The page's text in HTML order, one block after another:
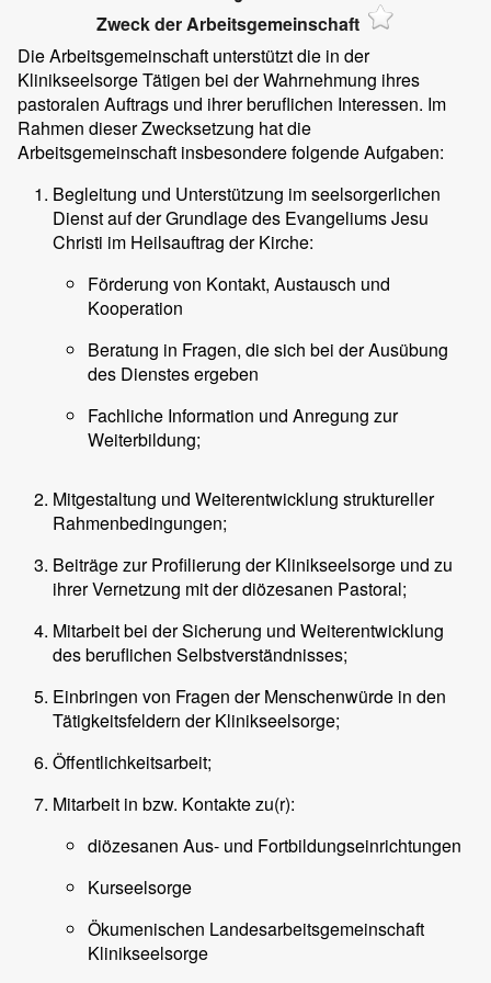
Zweck der Arbeitsgemeinschaft
Die Arbeitsgemeinschaft unterstützt die in der
Klinikseelsorge Tätigen bei der Wahrnehmung ihres
pastoralen Auftrags und ihrer beruflichen Interessen. Im
Rahmen dieser Zwecksetzung hat die
Arbeitsgemeinschaft insbesondere folgende Aufgaben:
Begleitung und Unterstützung im seelsorgerlichen
Dienst auf der Grundlage des Evangeliums Jesu
Christi im Heilsauftrag der Kirche:
Förderung von Kontakt, Austausch und
Kooperation
Beratung in Fragen, die sich bei der Ausübung
des Dienstes ergeben
Fachliche Information und Anregung zur
Weiterbildung;
Mitgestaltung und Weiterentwicklung struktureller
Rahmenbedingungen;
Beiträge zur Profilierung der Klinikseelsorge und zu
ihrer Vernetzung mit der diözesanen Pastoral;
Mitarbeit bei der Sicherung und Weiterentwicklung
des beruflichen Selbstverständnisses;
Einbringen von Fragen der Menschenwürde in den
Tätigkeitsfeldern der Klinikseelsorge;
Öffentlichkeitsarbeit;
Mitarbeit in bzw. Kontakte zu(r):
diözesanen Aus- und Fortbildungseinrichtungen
Kurseelsorge
Ökumenischen Landesarbeitsgemeinschaft
Klinikseelsorge